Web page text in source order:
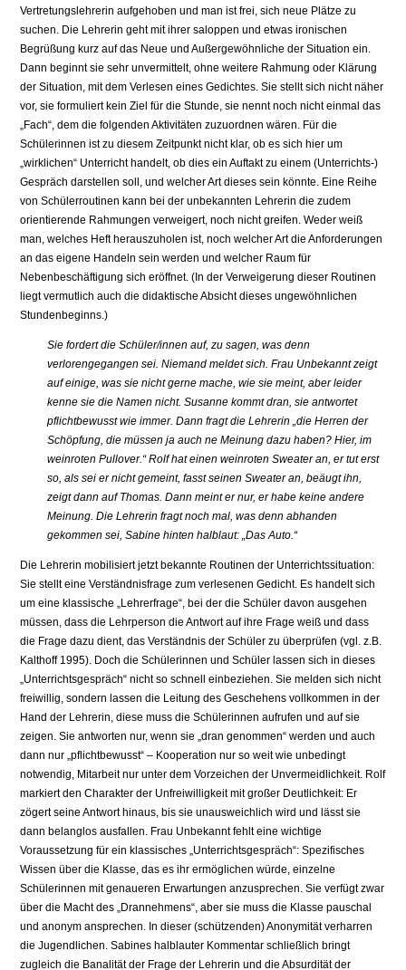
Vertretungslehrerin aufgehoben und man ist frei, sich neue Plätze zu
suchen. Die Lehrerin geht mit ihrer saloppen und etwas ironischen
Begrüßung kurz auf das Neue und Außergewöhnliche der Situation ein.
Dann beginnt sie sehr unvermittelt, ohne weitere Rahmung oder Klärung
der Situation, mit dem Verlesen eines Gedichtes. Sie stellt sich nicht näher
vor, sie formuliert kein Ziel für die Stunde, sie nennt noch nicht einmal das
„Fach“, dem die folgenden Aktivitäten zuzuordnen wären. Für die
Schülerinnen ist zu diesem Zeitpunkt nicht klar, ob es sich hier um
„wirklichen“ Unterricht handelt, ob dies ein Auftakt zu einem (Unterrichts-)
Gespräch darstellen soll, und welcher Art dieses sein könnte. Eine Reihe
von Schülerroutinen kann bei der unbekannten Lehrerin die zudem
orientierende Rahmungen verweigert, noch nicht greifen. Weder weiß
man, welches Heft herauszuholen ist, noch welcher Art die Anforderungen
an das eigene Handeln sein werden und welcher Raum für
Nebenbeschäftigung sich eröffnet. (In der Verweigerung dieser Routinen
liegt vermutlich auch die didaktische Absicht dieses ungewöhnlichen
Stundenbeginns.)
Sie fordert die Schüler/innen auf, zu sagen, was denn
verlorengegangen sei. Niemand meldet sich. Frau Unbekannt zeigt
auf einige, was sie nicht gerne mache, wie sie meint, aber leider
kenne sie die Namen nicht. Susanne kommt dran, sie antwortet
pflichtbewusst wie immer. Dann fragt die Lehrerin „die Herren der
Schöpfung, die müssen ja auch ne Meinung dazu haben? Hier, im
weinroten Pullover.“ Rolf hat einen weinroten Sweater an, er tut erst
so, als sei er nicht gemeint, fasst seinen Sweater an, beäugt ihn,
zeigt dann auf Thomas. Dann meint er nur, er habe keine andere
Meinung. Die Lehrerin fragt noch mal, was denn abhanden
gekommen sei, Sabine hinten halblaut: „Das Auto.“
Die Lehrerin mobilisiert jetzt bekannte Routinen der Unterrichtssituation:
Sie stellt eine Verständnisfrage zum verlesenen Gedicht. Es handelt sich
um eine klassische „Lehrerfrage“, bei der die Schüler davon ausgehen
müssen, dass die Lehrperson die Antwort auf ihre Frage weiß und dass
die Frage dazu dient, das Verständnis der Schüler zu überprüfen (vgl. z.B.
Kalthoff 1995). Doch die Schülerinnen und Schüler lassen sich in dieses
„Unterrichtsgespräch“ nicht so schnell einbeziehen. Sie melden sich nicht
freiwillig, sondern lassen die Leitung des Geschehens vollkommen in der
Hand der Lehrerin, diese muss die Schülerinnen aufrufen und auf sie
zeigen. Sie antworten nur, wenn sie „dran genommen“ werden und auch
dann nur „pflichtbewusst“ – Kooperation nur so weit wie unbedingt
notwendig, Mitarbeit nur unter dem Vorzeichen der Unvermeidlichkeit. Rolf
markiert den Charakter der Unfreiwilligkeit mit großer Deutlichkeit: Er
zögert seine Antwort hinaus, bis sie unausweichlich wird und lässt sie
dann belanglos ausfallen. Frau Unbekannt fehlt eine wichtige
Voraussetzung für ein klassisches „Unterrichtsgespräch“: Spezifisches
Wissen über die Klasse, das es ihr ermöglichen würde, einzelne
Schülerinnen mit genaueren Erwartungen anzusprechen. Sie verfügt zwar
über die Macht des „Drannehmens“, aber sie muss die Klasse pauschal
und anonym ansprechen. In dieser (schützenden) Anonymität verharren
die Jugendlichen. Sabines halblauter Kommentar schließlich bringt
zugleich die Banalität der Frage der Lehrerin und die Absurdität der